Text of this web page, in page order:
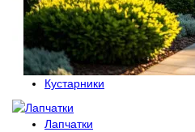
Кустарники
Лапчатки